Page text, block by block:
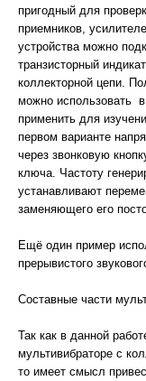
пригодный для
приемников,
устройства можно
транзисторный
коллекторной цепи.
можно использовать в
применить для
первом варианте
через звонковую
ключа. Частоту
устанавливают
заменяющего его
Ещё один пример
прерывистого
Составные части
Так как в данной
мультивибраторе с
то имеет смысл